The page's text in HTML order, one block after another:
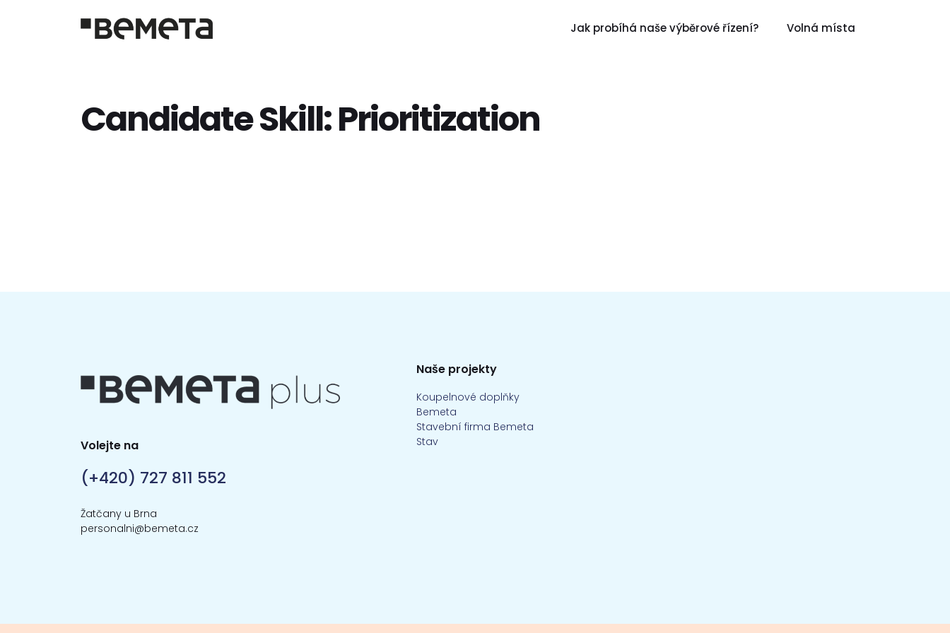
Jak probíhá naše výběrové řízení? Volná místa
Candidate Skill:Prioritization
Volejte na
(+420) 727 811 552
Žatčany u Brna
personalni@bemeta.cz
Naše projekty
Koupelnové doplňky
Bemeta
Stavební firma Bemeta
Stav